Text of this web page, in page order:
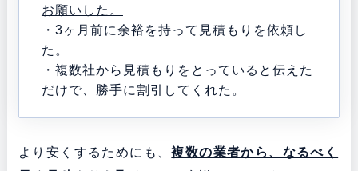
お願いした。
・3ヶ月前に余裕を持って見積もりを依頼し
た。
・複数社から見積もりをとっていると伝えた
だけで、勝手に割引してくれた。
より安くするためにも、複数の業者から、なるべく